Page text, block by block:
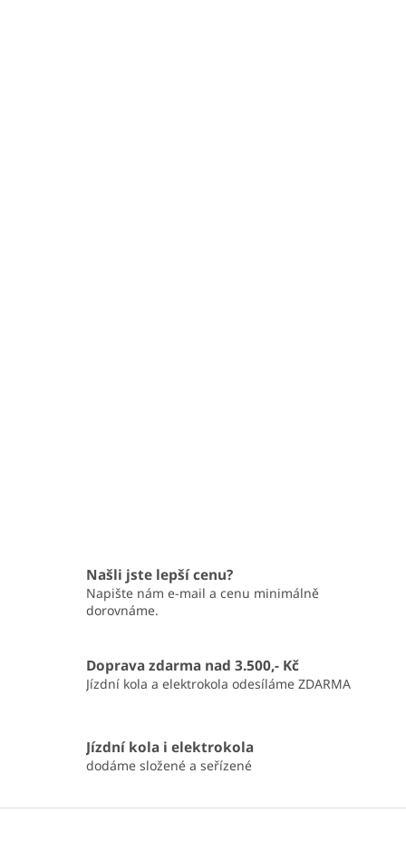
Našli jste lepší cenu?
Napište nám e-mail a cenu minimálně
dorovnáme.
Doprava zdarma nad 3.500,- Kč
Jízdní kola a elektrokola odesíláme ZDARMA
Jízdní kola i elektrokola
dodáme složené a seřízené